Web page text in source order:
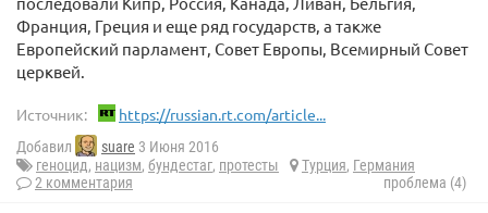
Франция, Греция и еще ряд государств, а также
Европейский парламент, Совет Европы, Всемирный Совет
церквей.
Источник: https://russian.rt.com/article...
Добавил suare 3 Июня 2016
геноцид, нацизм, бундестаг, протесты Турция, Германия
2 комментария
проблема (4)